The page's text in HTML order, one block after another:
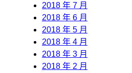
2018 年 7 月
2018 年 6 月
2018 年 5 月
2018 年 4 月
2018 年 3 月
2018 年 2 月